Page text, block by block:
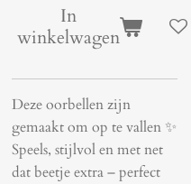
In
winkelwagen
Deze oorbellen zijn
gemaakt om op te vallen ✨
Speels, stijlvol en met net
dat beetje extra – perfect